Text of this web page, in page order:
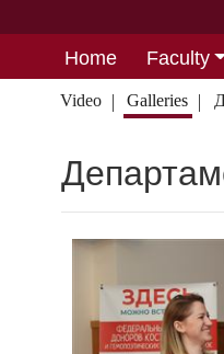
Home Faculty
Video Galleries